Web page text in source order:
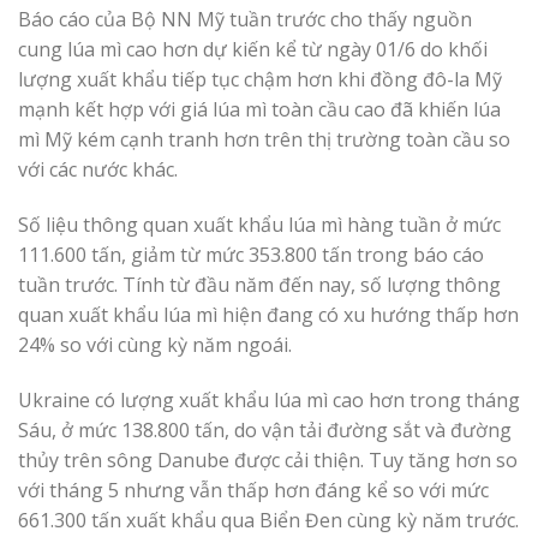
Báo cáo của Bộ NN Mỹ tuần trước cho thấy nguồn
cung lúa mì cao hơn dự kiến ​​kể từ ngày 01/6 do khối
lượng xuất khẩu tiếp tục chậm hơn khi đồng đô-la Mỹ
mạnh kết hợp với giá lúa mì toàn cầu cao đã khiến lúa
mì Mỹ kém cạnh tranh hơn trên thị trường toàn cầu so
với các nước khác.
Số liệu thông quan xuất khẩu lúa mì hàng tuần ở mức
111.600 tấn, giảm từ mức 353.800 tấn trong báo cáo
tuần trước. Tính từ đầu năm đến nay, số lượng thông
quan xuất khẩu lúa mì hiện đang có xu hướng thấp hơn
24% so với cùng kỳ năm ngoái.
Ukraine có lượng xuất khẩu lúa mì cao hơn trong tháng
Sáu, ở mức 138.800 tấn, do vận tải đường sắt và đường
thủy trên sông Danube được cải thiện. Tuy tăng hơn so
với tháng 5 nhưng vẫn thấp hơn đáng kể so với mức
661.300 tấn xuất khẩu qua Biển Đen cùng kỳ năm trước.